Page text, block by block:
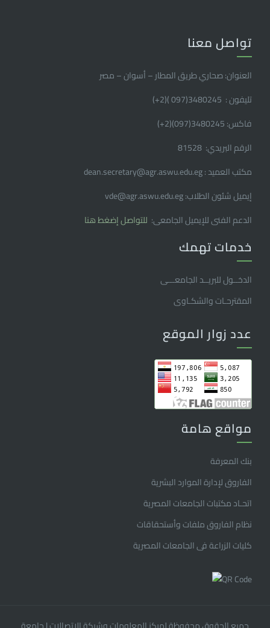
تواصل معنا
العنوان: صحاري طريق المطار – أسوان – مصر
تليفون : 3480245(097 )(2
+
)
فاكس: 3480245(097)(2
+
)
الرقم البريدي: 81528
مكتب العميد : dean.secretary@agr.aswu.edu.eg
إيميل شئون الطلاب: vde@agr.aswu.edu.eg
الدعم الفنى للإيميل الجامعى: للتواصل إضغط هنا
خدمات تهمك
الدخــول للبريــد الجامعـــى
المقترحـات والشكـاوى
عدد زوار الموقع
مواقع هامة
بنك المعرفة
الفاروق ﻹدارة الموارد البشرية
اتحـاد مكتبات الجامعات المصرية
نظام الفاروق ملفات وأستحقاقات
كليات الزراعة فى الجامعات المصرية